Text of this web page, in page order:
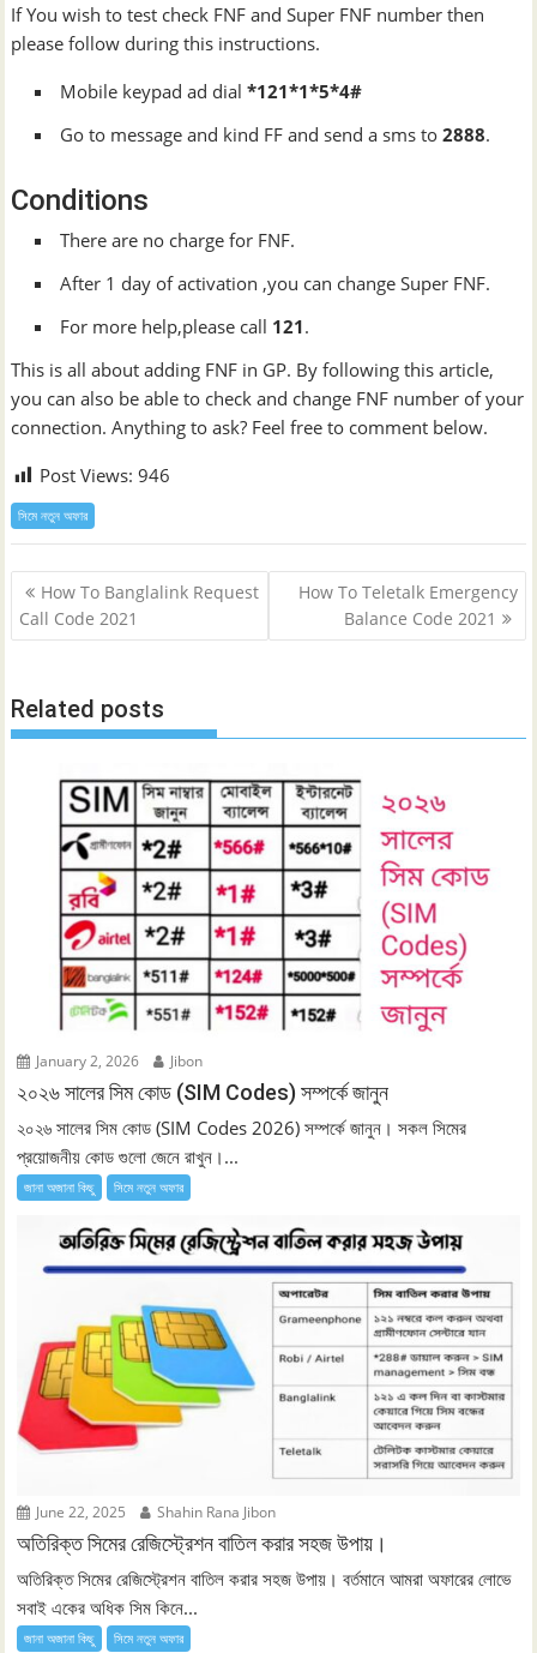
If You wish to test check FNF and Super FNF number then
please follow during this instructions.
Mobile keypad ad dial*121*1*5*4#
Go to message and kind FF and send a sms to2888.
Conditions
There are no charge for FNF.
After 1 day of activation ,you can change Super FNF.
For more help,please call 121.
This is all about adding FNF in GP. By following this article,
you can also be able to check and change FNF number of your
connection. Anything to ask? Feel free to comment below.
Post Views: 946
সিমে নতুন ‍অফার
Post
navigation
How To Banglalink Request
Call Code 2021
How To Teletalk Emergency
Balance Code 2021
Related posts
January 2, 2026 Jibon
২০২৬ সালের সিম কোড (SIM Codes) সম্পর্কে জানুন
২০২৬ সালের সিম কোড (SIM Codes 2026) সম্পর্কে জানুন। সকল সিমের
প্রয়োজনীয় কোড গুলো জেনে রাখুন।...
জানা অজানা কিছু সিমে নতুন ‍অফার
June 22, 2025 Shahin Rana Jibon
অতিরিক্ত সিমের রেজিস্ট্রেশন বাতিল করার সহজ উপায়।
অতিরিক্ত সিমের রেজিস্ট্রেশন বাতিল করার সহজ উপায়। বর্তমানে আমরা অফারের লোভে
সবাই একের অধিক সিম কিনে...
জানা অজানা কিছু সিমে নতুন ‍অফার